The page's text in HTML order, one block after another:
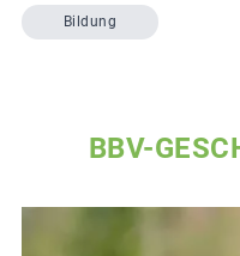
Bildung
BBV-